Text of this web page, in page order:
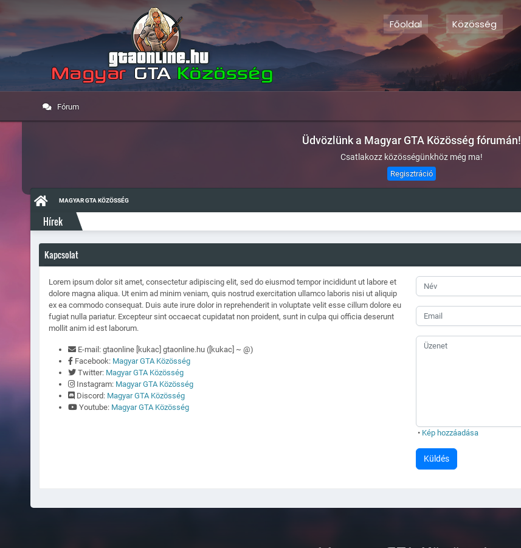
Főoldal Közösség
Fórum
Üdvözlünk a Magyar GTA Közösség fórumán!
Csatlakozz közösségünkhöz még ma!
Regisztráció
MAGYAR GTA KÖZÖSSÉG
Hírek
Kapcsolat
Lorem ipsum dolor sit amet, consectetur adipiscing elit, sed do eiusmod tempor incididunt ut labore et
dolore magna aliqua. Ut enim ad minim veniam, quis nostrud exercitation ullamco laboris nisi ut aliquip
ex ea commodo consequat. Duis aute irure dolor in reprehenderit in voluptate velit esse cillum dolore eu
fugiat nulla pariatur. Excepteur sint occaecat cupidatat non proident, sunt in culpa qui officia deserunt
mollit anim id est laborum.
E-mail: gtaonline [kukac] gtaonline.hu ([kukac] ~ @)
Facebook: Magyar GTA Közösség
Twitter: Magyar GTA Közösség
Instagram: Magyar GTA Közösség
Discord: Magyar GTA Közösség
Youtube: Magyar GTA Közösség
• Kép hozzáadása